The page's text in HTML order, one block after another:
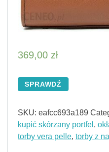
369,00 zł
SPRAWDŹ
SKU: eafcc693a189
kupić skórzany portfel ,
torby vera pelle, torby z